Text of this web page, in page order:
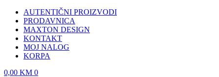
AUTENTIČNI PROIZVODI
PRODAVNICA
MAXTON DESIGN
KONTAKT
MOJ NALOG
KORPA
0,00 KM 0